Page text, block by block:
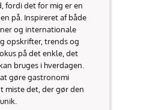
fordi det for mig er en
på. Inspireret af både
og internationale
opskrifter, trends og
på det enkle, det
bruges i hverdagen.
gøre gastronomi
det, der gør den
unik.